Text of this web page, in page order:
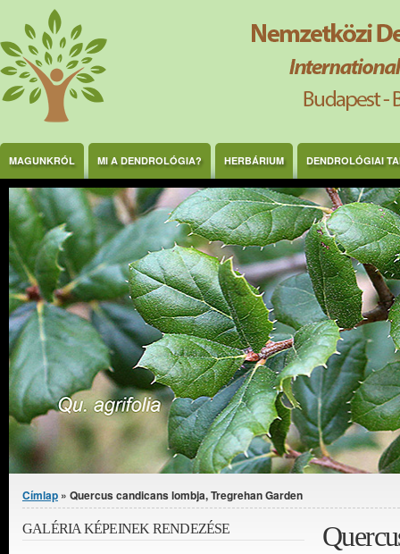
Ugrás a tartalomra
MAGUNKRÓL MI A DENDROLÓGIA? HERBÁRIUM DENDROLÓGIAI
Jelenlegi hely
Címlap » Quercus candicans lombja, Tregrehan Garden
GALÉRIA KÉPEINEK RENDEZÉSE